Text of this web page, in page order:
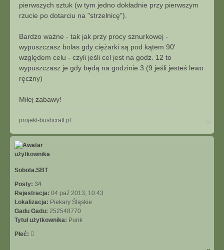
pierwszych sztuk (w tym jedno dokładnie przy pierwszym
rzucie po dotarciu na "strzelnicę").
Bardzo ważne - tak jak przy procy sznurkowej -
wypuszczasz bolas gdy ciężarki są pod kątem 90'
względem celu - czyli jeśli cel jest na godz. 12 to
wypuszczasz je gdy będą na godzinie 3 (9 jeśli jesteś lewo
ręczny)
Miłej zabawy!
projekt-bushcraft.pl
górę
Sobota.SBT
Posty: 34
Rejestracja: 04 paź 2013, 10:43
Lokalizacja: Piekary Śląskie
Gadu Gadu: 252548770
Tytuł użytkownika: Punk
Płeć: